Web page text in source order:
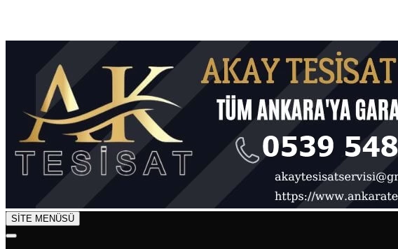
SİTE MENÜSÜ